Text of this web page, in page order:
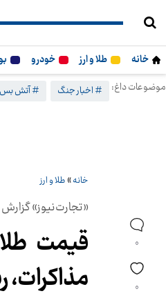
خانه طلا و ارز خودرو
موضوعات داغ:
# اخبار جنگ # آتش بس
0
0
خانه» طلا و ارز
«تجارت‌نیوز»